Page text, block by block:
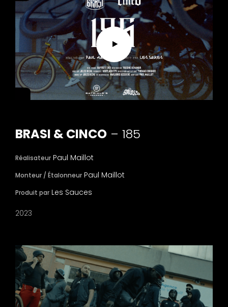
BRASI & CINCO – 185
Réalisateur Paul Maillot
Monteur / Étalonneur Paul Maillot
Produit par Les Sauces
2023